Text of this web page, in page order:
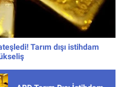
Tarım dışı istihdam